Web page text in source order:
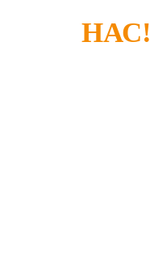
НАС!